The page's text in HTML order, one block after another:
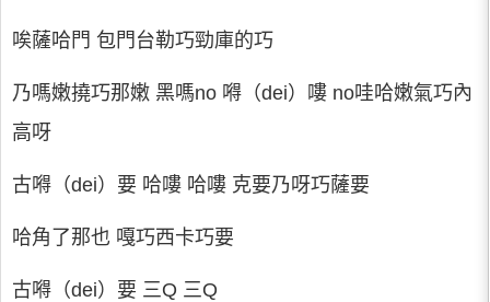
唉薩哈門 包門台勒巧勁庫的巧
乃嗎嫩撓巧那嫩 黑嗎no 嘚（dei）嘍 no哇哈嫩氣巧內
高呀
古嘚（dei）要 哈嘍 哈嘍 克要乃呀巧薩要
哈角了那也 嘎巧西卡巧要
古嘚（dei）要 三Q 三Q